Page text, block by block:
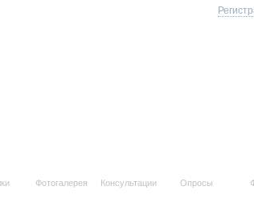
Фотогалерея Консультации Опросы